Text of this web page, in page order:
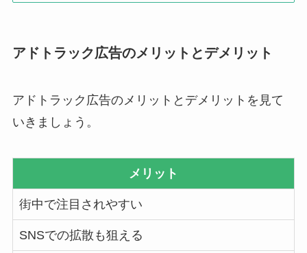
アドトラック広告のメリットとデメリット
アドトラック広告のメリットとデメリットを見て
いきましょう。
メリット
街中で注目されやすい
SNSでの拡散も狙える